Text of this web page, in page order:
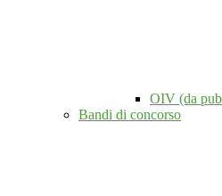
OIV (da
Bandi di concorso